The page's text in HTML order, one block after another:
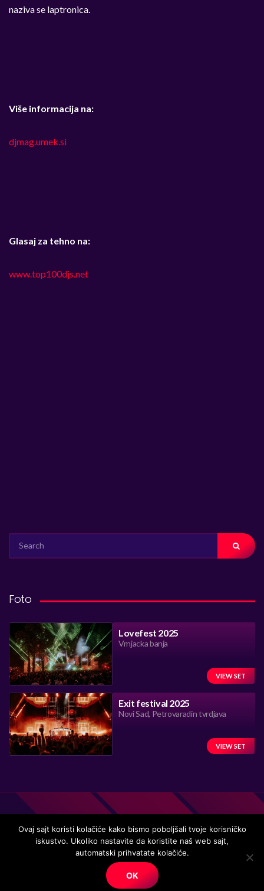
naziva se laptronica.
Više informacija na:
djmag.umek.si
Glasaj za tehno na:
www.top100djs.net
FOR:
Foto
Lovefest 2025
Vrnjacka banja
VIEW SET
Exit festival 2025
Novi Sad, Petrovaradin tvrdjava
VIEW SET
Handmade in Serbia 15 years ago, while listening to the great
© Copyright. All right reserved.
Ovaj sajt koristi kolačiće kako bismo poboljšali tvoje korisničko
iskustvo. Ukoliko nastavite da koristite naš web sajt,
automatski prihvatate kolačiće.
OK